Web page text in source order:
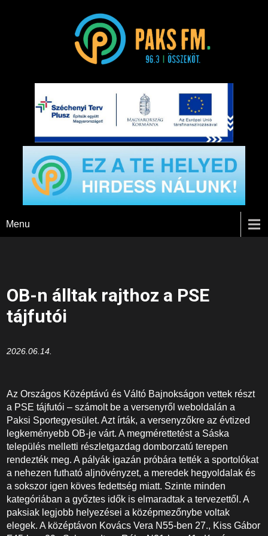
Paks FM
Menu
OB-n álltak rajthoz a PSE
tájfutói
2026.06.14.
Az Országos Középtávú és Váltó Bajnokságon vettek részt
a PSE tájfutói – számolt be a versenyről weboldalán a
Paksi Sportegyesület. Azt írták, a versenyzőkre az évtized
legkeményebb OB-je várt. A megmérettetést a Sáska
település melletti részletgazdag domborzatú terepen
rendezték meg. A pályák igazán próbára tették a sportolókat
a nehezen futható aljnövényzet, a meredek hegyoldalak és
a sokszor igen köves fedettség miatt. Szinte minden
kategóriában a győztes idők is elmaradtak a tervezettől. A
paksiak legjobb helyezései a középmezőnybe voltak
elegek. A középtávon Kovács Vera N55-ben 27., Kiss Gábor